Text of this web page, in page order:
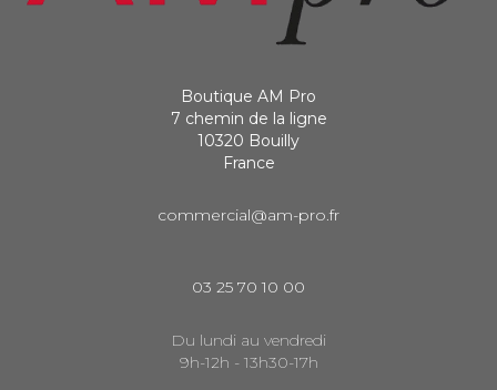
Boutique AM Pro
7 chemin de la ligne
10320 Bouilly
France
commercial@am-pro.fr
03 25 70 10 00
Du lundi au vendredi
9h-12h - 13h30-17h